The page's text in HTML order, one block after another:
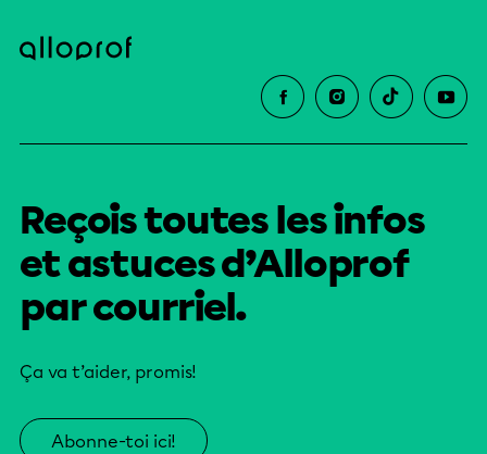
Reçois toutes les infos
et astuces d’Alloprof
par courriel.
Ça va t’aider, promis!
Abonne-toi ici!